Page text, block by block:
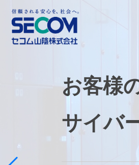
お客様
サイバ